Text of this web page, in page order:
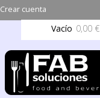
Pasar al
contenido
principal
Crear cuenta
Vacío 0,00 €